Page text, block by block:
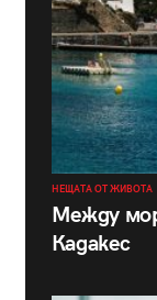
НЕЩАТА ОТ ЖИВОТА
Между
Кадакес